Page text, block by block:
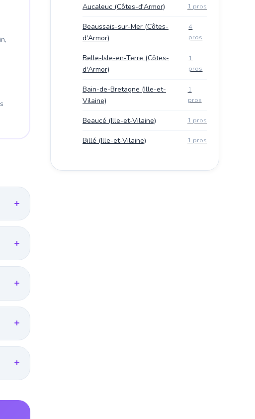
Aucaleuc (Côtes-d'Armor) 1 pros
Beaussais-sur-Mer (Côtes-
d'Armor)
4
pros
Belle-Isle-en-Terre (Côtes-
d'Armor)
1
pros
Bain-de-Bretagne (Ille-et-
Vilaine)
1
pros
Beaucé (Ille-et-Vilaine) 1 pros
Billé (Ille-et-Vilaine) 1 pros